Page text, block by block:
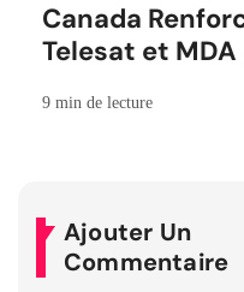
Canada
Telesat et MDA
9 min de lecture
Ajouter Un
Commentaire